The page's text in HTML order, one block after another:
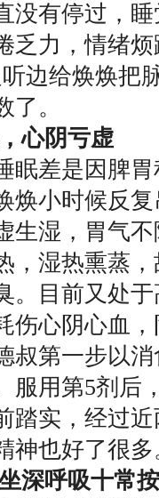
没有停过，
乏力，情绪
边给焕焕把
。
心阴亏虚
差是因脾胃
焕小时候反
生湿，胃气
，湿热熏蒸
。目前又处
伤心阴心血
叔第一步以
服用第5剂后
踏实，经过
神也好了很多
深呼吸十常